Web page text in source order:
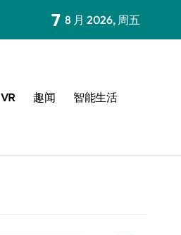
7 8 月 2026, 周五
VR 趣闻 智能生活